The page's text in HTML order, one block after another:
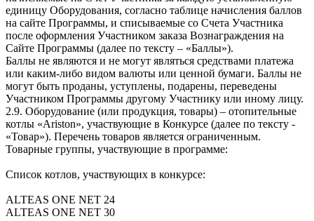
единицу Оборудования, согласно таблице начисления баллов
на сайте Программы, и списываемые со Счета Участника
после оформления Участником заказа Вознаграждения на
Сайте Программы (далее по тексту – «Баллы»).
Баллы не являются и не могут являться средствами платежа
или каким-либо видом валюты или ценной бумаги. Баллы не
могут быть проданы, уступлены, подарены, переведены
Участником Программы другому Участнику или иному лицу.
2.9. Оборудование (или продукция, товары) – отопительные
котлы «Ariston», участвующие в Конкурсе (далее по тексту -
«Товар»). Перечень товаров является ограниченным.
Товарные группы, участвующие в программе:
Список котлов, участвующих в конкурсе:
ALTEAS ONE NET 24
ALTEAS ONE NET 30